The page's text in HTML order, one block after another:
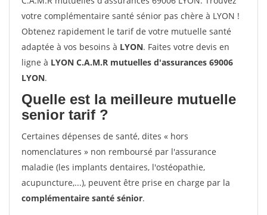
votre complémentaire santé sénior pas chère à LYON !
Obtenez rapidement le tarif de votre mutuelle santé
adaptée à vos besoins à LYON. Faites votre devis en
ligne à LYON C.A.M.R mutuelles d'assurances 69006
LYON.
Quelle est la meilleure mutuelle
senior tarif ?
Certaines dépenses de santé, dites « hors
nomenclatures » non remboursé par l'assurance
maladie (les implants dentaires, l'ostéopathie,
acupuncture,...), peuvent être prise en charge par la
complémentaire santé sénior.